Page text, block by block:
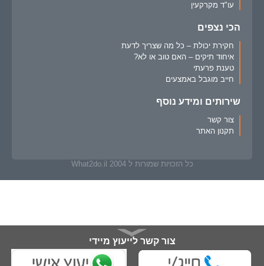
עו"ד מקרקעין
הכי נצפים
חקירת יכולת – כל מה שצריך לדעת
איחוד תיקים – האם טוב או לא?
טענת פרעתי
חייב מוגבל באמצעים
שירותים ומידע נוסף
צור קשר
תקנון האתר
כל הזכויות שמורות ל What2do.il 2004
צור קשר לייעוץ מיידי